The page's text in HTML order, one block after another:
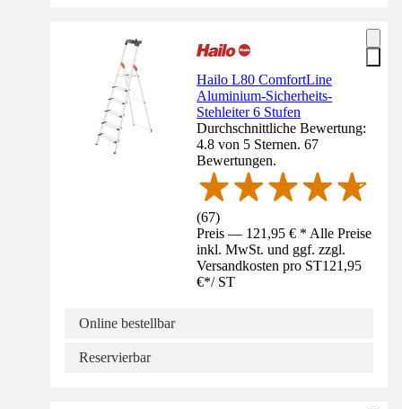
Hailo L80 ComfortLine
Aluminium-Sicherheits-
Stehleiter 6 Stufen
Durchschnittliche Bewertung:
4.8 von 5 Sternen. 67
Bewertungen.
(67)
Preis — 121,95 € * Alle Preise
inkl. MwSt. und ggf. zzgl.
Versandkosten pro ST121,95
€*/ ST
Online bestellbar
Reservierbar